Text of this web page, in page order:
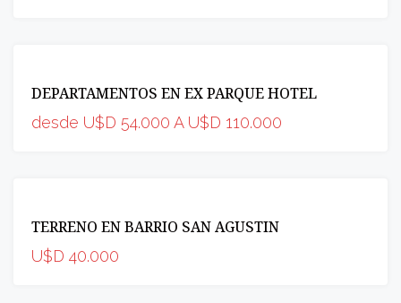
INCREIBLE
DEPARTAMENTOS EN EX PARQUE HOTEL
desde U$D 54.000 A U$D 110.000
INCREIBLE
TERRENO EN BARRIO SAN AGUSTIN
U$D 40.000